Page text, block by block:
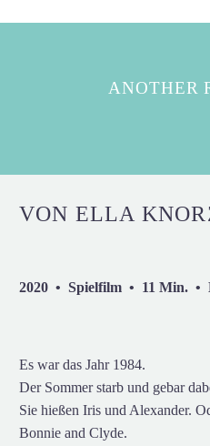
ANOTHER
VON ELLA
2020 • Spielfilm • 11 Min. •
Es war das Jahr 1984.
Der Sommer starb und gebar
Sie hießen Iris und Alexander.
Bonnie and Clyde.